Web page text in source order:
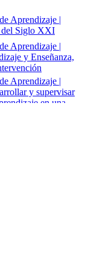
Aprendizaje |
del Siglo XXI
Aprendizaje |
y Enseñanza,
Aprendizaje |
y supervisar
en una
de aprendizaje